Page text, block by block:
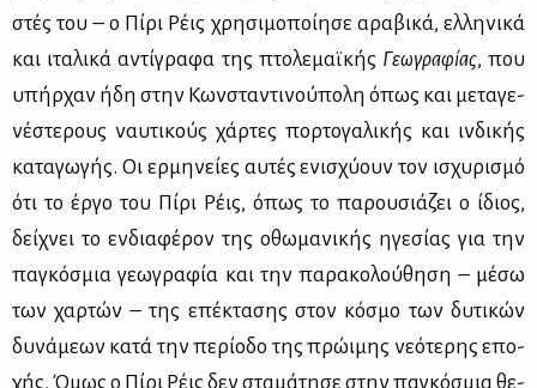
στές του – ο Πί­ρι Ρέις χρη­σι­μο­ποί­η­σε αρα­βι­κά, ελ­λη­νι­κά
και ιτα­λι­κά αντί­γρα­φα της πτο­λε­μαϊ­κής Γε­ω­γρα­φί­ας, που
υπήρ­χαν ήδη στην Κων­στα­ντι­νού­πο­λη όπως και με­τα­γε­
νέ­στε­ρους ναυ­τι­κούς χάρ­τες πορ­το­γα­λι­κής και ιν­δι­κής
κα­τα­γω­γής. Οι ερ­μη­νεί­ες αυ­τές ενι­σχύ­ουν τον ισχυ­ρι­σμό
ότι το έρ­γο του Πί­ρι Ρέις, όπως το πα­ρου­σιά­ζει ο ίδιος,
δεί­χνει το εν­δια­φέ­ρον της οθω­μα­νι­κής ηγε­σί­ας για την
πα­γκό­σμια γε­ω­γρα­φία και την πα­ρα­κο­λού­θη­ση – μέ­σω
των χαρ­τών – της επέ­κτα­σης στον κό­σμο των δυ­τι­κών
δυ­νά­με­ων κα­τά την πε­ρί­ο­δο της πρώ­ι­μης νε­ό­τε­ρης επο­
χής. Όμως ο Πί­ρι Ρέις δεν στα­μά­τη­σε στην πα­γκό­σμια θε­